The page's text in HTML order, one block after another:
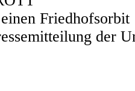
Friedhofsorbit
der